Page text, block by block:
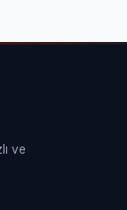
ve